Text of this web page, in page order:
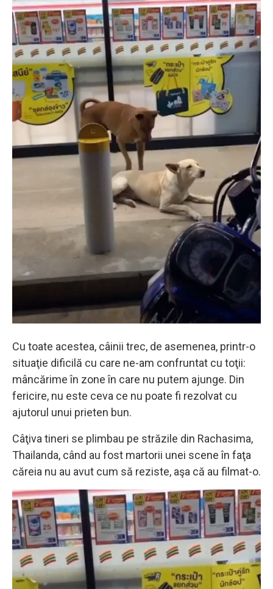
Cu toate acestea, câinii trec, de asemenea, printr-o
situaţie dificilă cu care ne-am confruntat cu toţii:
mâncărime în zone în care nu putem ajunge. Din
fericire, nu este ceva ce nu poate fi rezolvat cu
ajutorul unui prieten bun.
Câţiva tineri se plimbau pe străzile din Rachasima,
Thailanda, când au fost martorii unei scene în faţa
căreia nu au avut cum să reziste, aşa că au filmat-o.